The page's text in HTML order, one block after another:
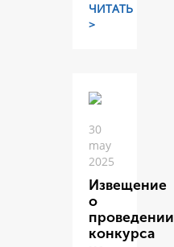
ЧИТАТЬ
>
30
may
2025
Извещение
о
проведении
конкурса